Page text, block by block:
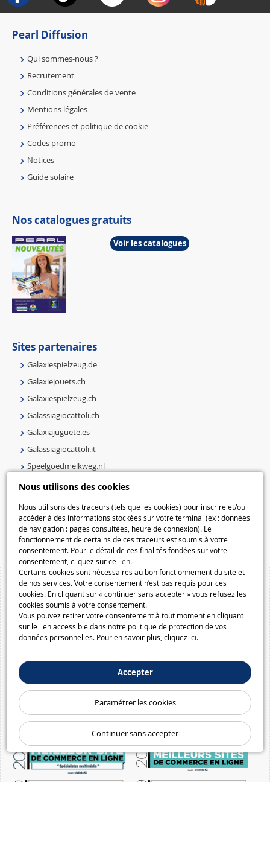
Nous utilisons des cookies
Nous utilisons des traceurs (tels que les cookies) pour inscrire et/ou
accéder à des informations stockées sur votre terminal (ex : données
de navigation : pages consultées, heure de connexion). Le
fonctionnement de certains de ces traceurs est soumis à votre
consentement. Pour le détail de ces finalités fondées sur votre
consentement, cliquez sur ce lien.
Certains cookies sont nécessaires au bon fonctionnement du site et
de nos services. Votre consentement n’est pas requis pour ces
cookies. En cliquant sur « continuer sans accepter » vous refusez les
cookies soumis à votre consentement.
Vous pouvez retirer votre consentement à tout moment en cliquant
sur le lien accessible dans notre politique de protection de vos
données personnelles. Pour en savoir plus, cliquez ici.
Accepter
Paramétrer les cookies
Continuer sans accepter
Pearl Diffusion
Qui sommes-nous ?
Recrutement
Conditions générales de vente
Mentions légales
Préférences et politique de cookie
Codes promo
Notices
Guide solaire
Nos catalogues gratuits
Voir les catalogues
Sites partenaires
Galaxiespielzeug.de
Galaxiejouets.ch
Galaxiespielzeug.ch
Galassiagiocattoli.ch
Galaxiajuguete.es
Galassiagiocattoli.it
Speelgoedmelkweg.nl
Galaxiejouets.be
Speelgoedmelkweg.be
Macway.com